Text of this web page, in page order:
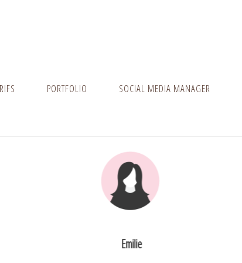
PORTFOLIO SOCIAL MEDIA MANAGER
Emilie